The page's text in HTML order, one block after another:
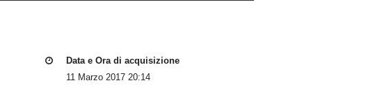
Data e Ora di acquisizione
11 Marzo 2017 20:14